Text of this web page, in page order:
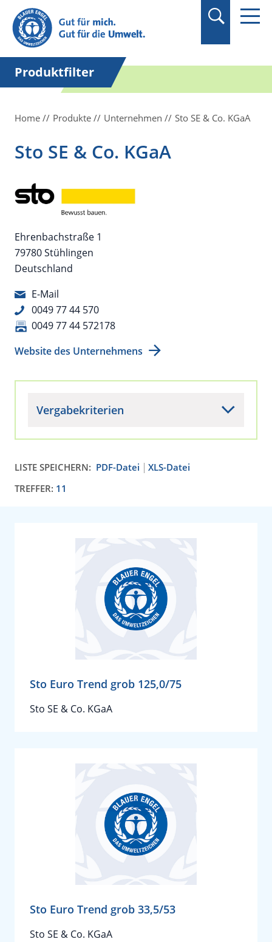
Suchbegriff in
Anführungszeichen
setzen.
Produktfilter
Home Produkte Unternehmen Sto SE & Co. KGaA
Sto SE & Co. KGaA
Ehrenbachstraße 1
79780 Stühlingen
Deutschland
E-Mail
0049 77 44 570
0049 77 44 572178
Website des Unternehmens
Vergabekriterien
LISTE SPEICHERN: PDF-Datei
XLS-Datei
TREFFER: 11
Sto Euro Trend grob 125,0/75
Sto SE & Co. KGaA
Sto Euro Trend grob 33,5/53
Sto SE & Co. KGaA